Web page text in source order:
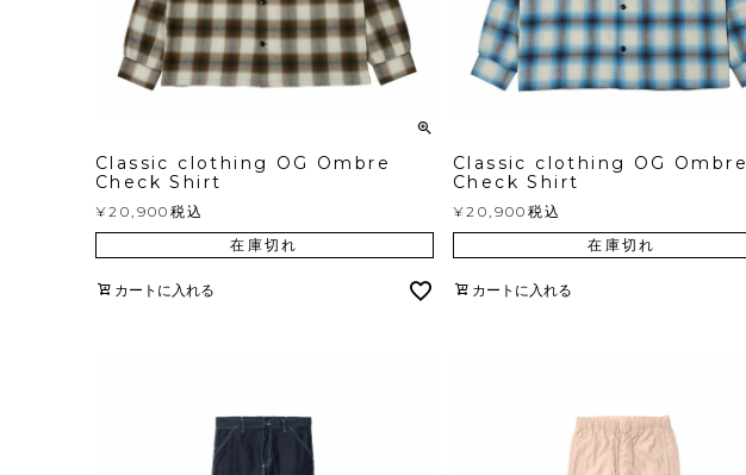
Classic clothing OG Ombre
Check Shirt
¥20,900 税込
在庫切れ
カートに入れる
Classic clothing OG Ombre
Check Shirt
¥20,900 税込
在庫切れ
カートに入れる